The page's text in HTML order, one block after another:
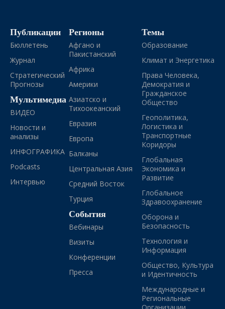
Публикации
Бюллетень
Журнал
Стратегический
Прогнозы
Мультимедиа
ВИДЕО
Новости и
анализы
ИНФОГРАФИКА
Podcasts
Интервью
Регионы
Афгано и
Пакистанский
Африка
Америки
Азиатско и
Тихоокеанский
Евразия
Европа
Балканы
Центральная Азия
Средний Восток
Турция
События
Вебинары
Визиты
Конференции
Пресса
Темы
Образование
Климат и Энергетика
Права Человека,
Демократия и
Гражданское
Общество
Геополитика,
Логистика и
Транспортные
Коридоры
Глобальная
Экономика и
Развитие
Глобальное
Здравоохранение
Оборона и
Безопасность
Технология и
Информация
Общество, Культура
и Идентичность
Международные и
Региональные
Организации